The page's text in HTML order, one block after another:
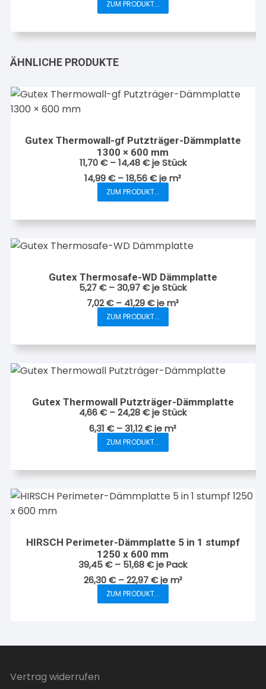
auf
ZUM PRODUKT...
Dieses
weist
Die
auf
der
Produktseite
gewählt
werden
ÄHNLICHE PRODUKTE
Gutex Thermowall-gf Putzträger-Dämmplatte
1300 × 600 mm
11,70€–14,48€je Stück
14,99€–18,56€jem²
ZUM PRODUKT...
Dieses
weist
mehrere
Varianten
Die
Optionen
können
auf
gewählt
Gutex Thermosafe-WD Dämmplatte
5,27€–30,97€je Stück
7,02€– 41,29€jem²
ZUM PRODUKT...
Dieses
weist
mehrere
Varianten
Die
Optionen
können
auf
gewählt
Gutex Thermowall Putzträger-Dämmplatte
4,66€–24,28€je Stück
6,31€–31,12€jem²
ZUM PRODUKT...
Dieses
weist
mehrere
Varianten
Optionen
können
auf
der
Produktseite
HIRSCH Perimeter-Dämmplatte 5 in 1 stumpf
1250 x 600 mm
39,45€– 51,68€je Pack
26,30€–22,97€jem²
ZUM PRODUKT...
Dieses
Vertrag widerrufen